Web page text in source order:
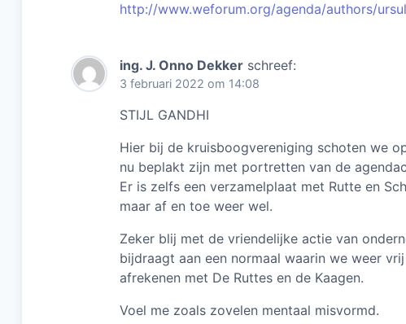
http://www.weforum.org/agenda/authors/
ing. J. Onno Dekker schreef:
3 februari 2022 om 14:08
STIJL GANDHI
Hier bij de kruisboogvereniging schoten we
nu beplakt zijn met portretten van de
Er is zelfs een verzamelplaat met Rutte en
maar af en toe weer wel.
Zeker blij met de vriendelijke actie van
bijdraagt aan een normaal waarin we weer
afrekenen met De Ruttes en de Kaagen.
Voel me zoals zovelen mentaal misvormd.